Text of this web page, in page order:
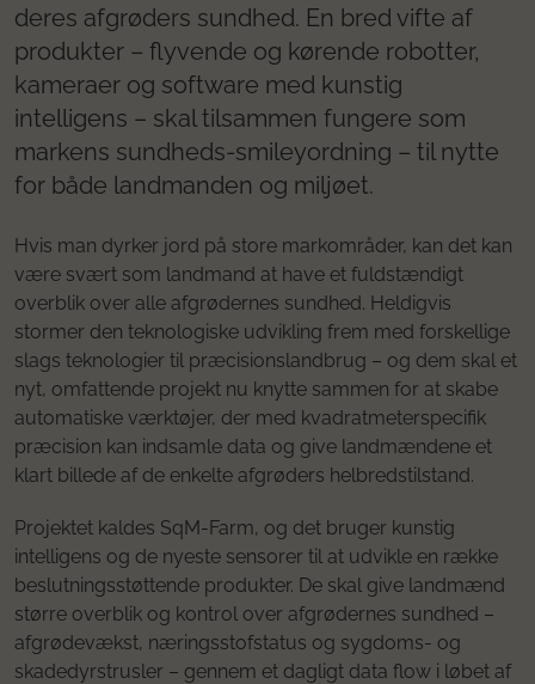
deres afgrøders sundhed. En bred vifte af
produkter – flyvende og kørende robotter,
kameraer og software med kunstig
intelligens – skal tilsammen fungere som
markens sundheds-smileyordning – til nytte
for både landmanden og miljøet.
Hvis man dyrker jord på store markområder, kan det kan
være svært som landmand at have et fuldstændigt
overblik over alle afgrødernes sundhed. Heldigvis
stormer den teknologiske udvikling frem med forskellige
slags teknologier til præcisionslandbrug – og dem skal et
nyt, omfattende projekt nu knytte sammen for at skabe
automatiske værktøjer, der med kvadratmeterspecifik
præcision kan indsamle data og give landmændene et
klart billede af de enkelte afgrøders helbredstilstand.
Projektet kaldes SqM-Farm, og det bruger kunstig
intelligens og de nyeste sensorer til at udvikle en række
beslutningsstøttende produkter. De skal give landmænd
større overblik og kontrol over afgrødernes sundhed –
afgrødevækst, næringsstofstatus og sygdoms- og
skadedyrstrusler – gennem et dagligt data flow i løbet af